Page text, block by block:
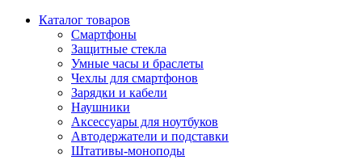
Каталог товаров
Смартфоны
Защитные стекла
Умные часы и браслеты
Чехлы для смартфонов
Зарядки и кабели
Наушники
Аксессуары для ноутбуков
Автодержатели и подставки
Штативы-моноподы